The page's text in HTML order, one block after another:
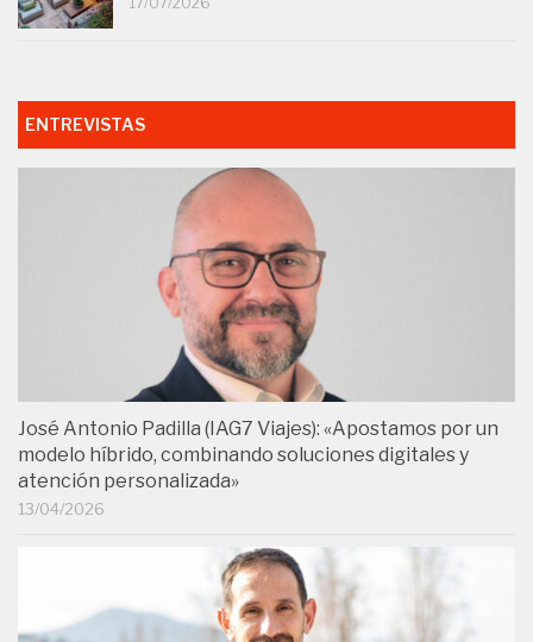
ENTREVISTAS
José Antonio Padilla (IAG7 Viajes): «Apostamos por un
modelo híbrido, combinando soluciones digitales y
atención personalizada»
13/04/2026